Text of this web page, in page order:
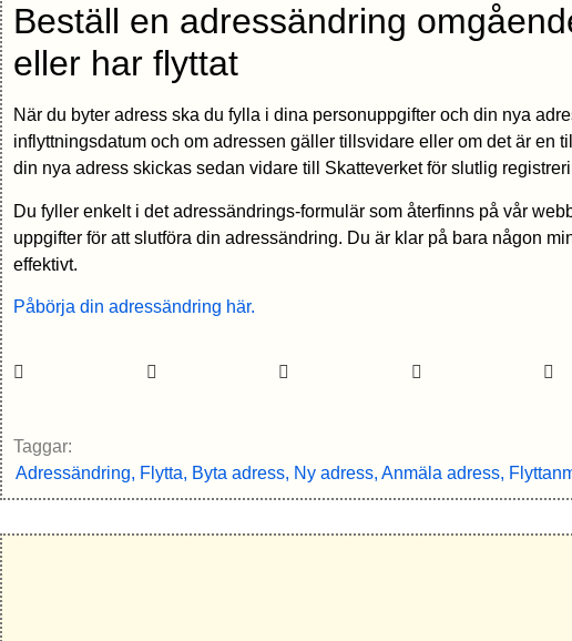
Beställ en adressändring
eller har flyttat
När du byter adress ska du fylla i dina personuppgifter och din nya
inflyttningsdatum och om adressen gäller tillsvidare eller om det är en
din nya adress skickas sedan vidare till Skatteverket för slutlig
Du fyller enkelt i det adressändrings-formulär som återfinns på vår
uppgifter för att slutföra din adressändring. Du är klar på bara någon
effektivt.
Påbörja din adressändring här.
Taggar:
Adressändring, Flytta, Byta adress, Ny adress, Anmäla adress,